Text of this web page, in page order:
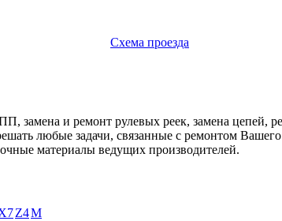
Схема проезда
замена и ремонт рулевых реек, замена цепей,
любые задачи, связанные с ремонтом
материалы ведущих производителей.
Z4М